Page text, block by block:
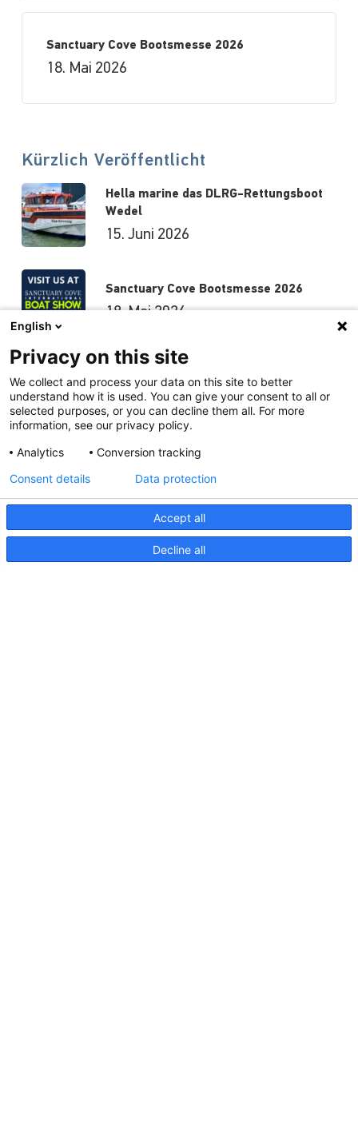
Sanctuary Cove Bootsmesse 2026
18. Mai 2026
Kürzlich Veröffentlicht
Hella marine das DLRG-Rettungsboot
Wedel
15. Juni 2026
Sanctuary Cove Bootsmesse 2026
18. Mai 2026
Hutchwilco-Bootsmesse 2026
8. Mai 2026
Aktualisierte Hella marine
31. März 2026
English
Privacy on this site
We collect and process your data on this site to better
understand how it is used. You can give your consent to all or
selected purposes, or you can decline them all. For more
information, see our privacy policy.
Analytics
Conversion tracking
Accept all
Decline all
Consent details Data protection